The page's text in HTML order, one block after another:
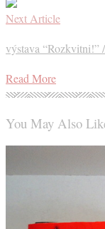
Next Article
výstava “Rozkvitni!”
Read More
You May Also